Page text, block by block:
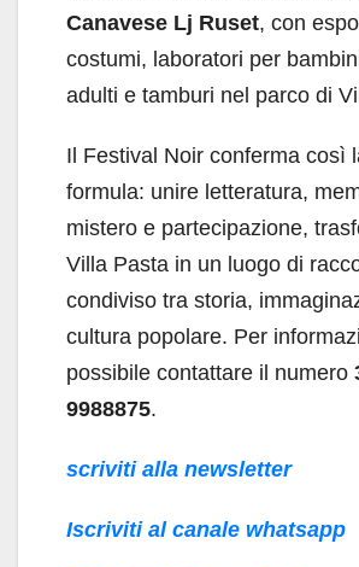
Canavese Lj Ruset, con
costumi, laboratori per
adulti e tamburi nel parco di
Il Festival Noir conferma così
formula: unire letteratura,
mistero e partecipazione,
Villa Pasta in un luogo di
condiviso tra storia,
cultura popolare. Per
possibile contattare il numero
9988875.
scriviti alla newsletter
Iscriviti al canale whatsapp